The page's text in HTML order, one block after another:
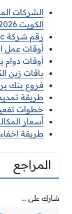
الشركات
الكويت 2026
رقم شركة stc الكويت الموحد خدمة العملاء
أوقات عمل
أوقات دوام
باقات زين
فروع بنك
طريقة تمديد
خطوات تفعيل
أسعار
طريقة اخفاء
المراجع
شارك على ...